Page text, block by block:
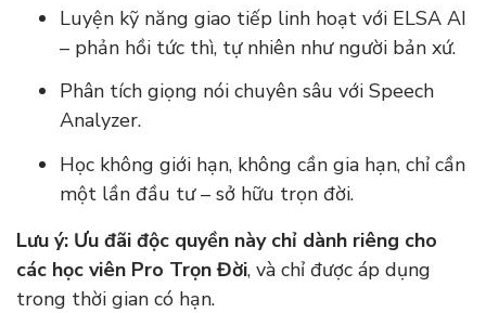
Luyện kỹ năng giao tiếp linh hoạt với ELSA AI
– phản hồi tức thì, tự nhiên như người bản xứ.
Phân tích giọng nói chuyên sâu với Speech
Analyzer.
Học không giới hạn, không cần gia hạn, chỉ cần
một lần đầu tư – sở hữu trọn đời.
Lưu ý: Ưu đãi độc quyền này chỉ dành riêng cho
các học viên Pro Trọn Đời, và chỉ được áp dụng
trong thời gian có hạn.